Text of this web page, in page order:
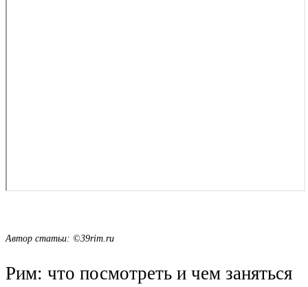
Автор статьи: ©39rim.ru
Рим: что посмотреть и чем заняться